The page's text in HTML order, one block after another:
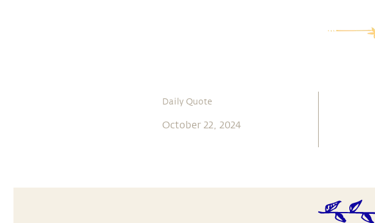
Daily Quote
October 22, 2024